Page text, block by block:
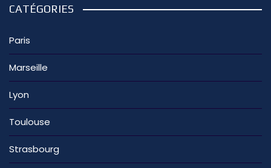
CATÉGORIES
Paris
Marseille
Lyon
Toulouse
Strasbourg